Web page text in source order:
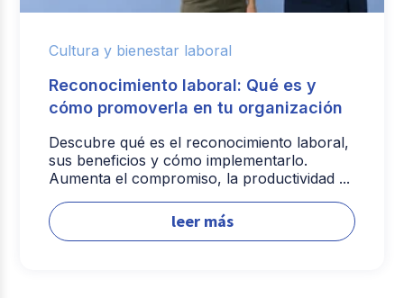
Cultura y bienestar laboral
Reconocimiento laboral: Qué es y
cómo promoverla en tu organización
Descubre qué es el reconocimiento laboral,
sus beneficios y cómo implementarlo.
Aumenta el compromiso, la productividad ...
leer más